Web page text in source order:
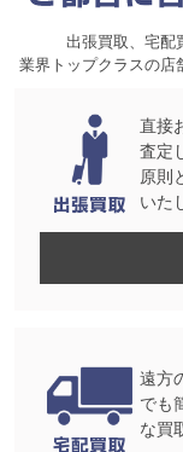
出張買取、宅配
業界トップクラスの店
直接
査定
原則
いた
遠方
でも
な買